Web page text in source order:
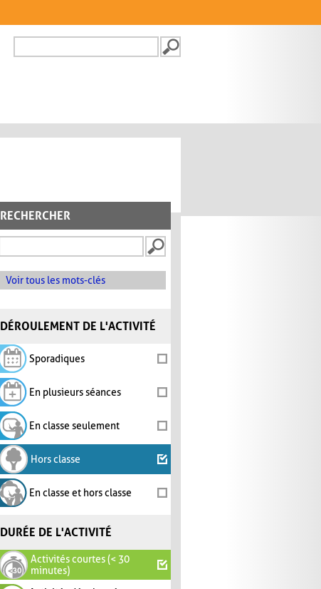
FORMULAIRE DE
RECHERCHER
Voir tous les mots-clés
DÉROULEMENT DE L'ACTIVITÉ
Sporadiques
En plusieurs séances
En classe seulement
Hors classe
En classe et hors classe
DURÉE DE L'ACTIVITÉ
Activités courtes (< 30
minutes)